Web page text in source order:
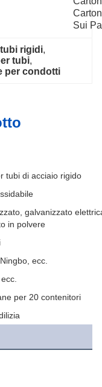
Sui
rigidi,
tubi,
per condotti
tubi di acciaio rigido
galvanizzato
in polvere
ecc.
per 20 contenitori